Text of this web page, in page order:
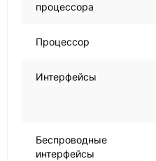
процессора
Процессор
Интерфейсы
Беспроводные
интерфейсы